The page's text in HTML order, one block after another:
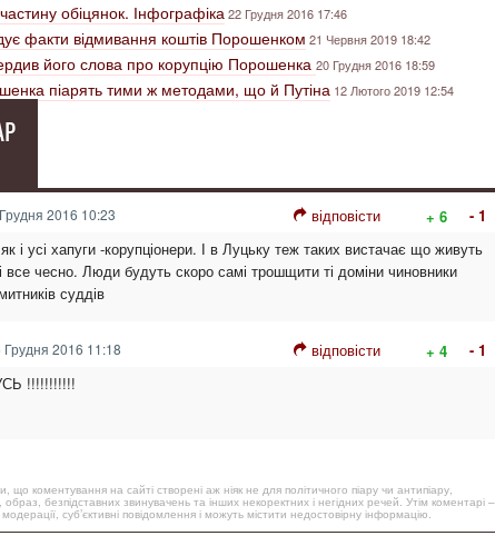
обіцянок. Інфографіка22 Грудня 2016 17:46
факти відмивання коштів Порошенком 21 Червня 2019 18:42
його слова про корупцію Порошенка 20 Грудня 2016 18:59
піарять тими ж методами, що й Путіна 12 Лютого 2019 12:54
2016 10:23 відповісти + 6
- 1
і усі хапуги -корупціонери. І в Луцьку теж таких вистачає що живуть
все чесно. Люди будуть скоро самі трошщити ті доміни чиновники
суддів
Грудня 2016 11:18 відповісти + 4
- 1
!!!!!!!!!!!
коментування на сайті створені аж ніяк не для політичного піару чи антипіару,
безпідставних звинувачень та інших некоректних і негідних речей. Утім коментарі –
суб’єктивні повідомлення і можуть містити недостовірну інформацію.